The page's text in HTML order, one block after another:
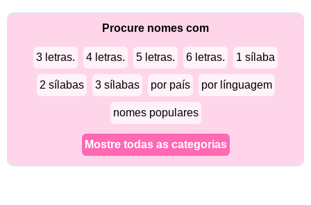
Procure nomes com
3 letras. 4 letras. 5 letras. 6 letras. 1 sílaba
2 sílabas 3 sílabas por país por línguagem
nomes populares
Mostre todas as categorias